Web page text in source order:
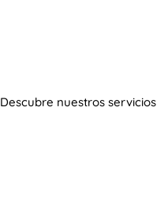
Descubre nuestros servicios